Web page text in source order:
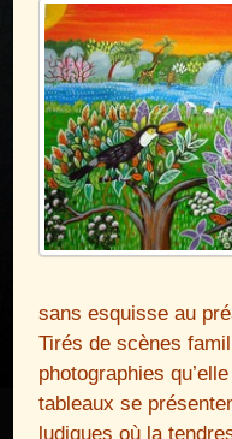
sans esquisse au
Tirés de scènes
photographies
tableaux se
ludiquesoù la